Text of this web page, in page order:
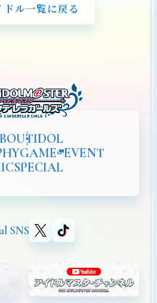
ドル一覧に戻る
IDOL
GAME EVENT
SPECIAL
SNS